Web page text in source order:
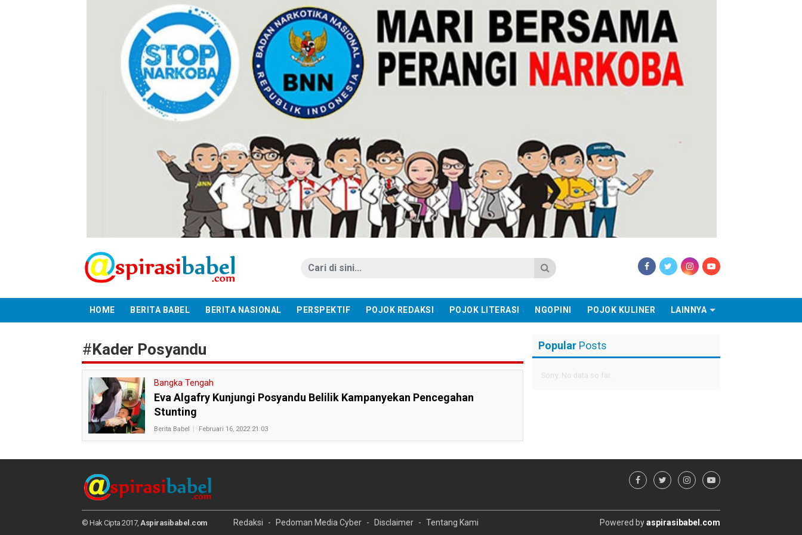
HOME BERITA BABEL BERITA NASIONAL PERSPEKTIF POJOK REDAKSI POJOK LITERASI NGOPINI POJOK KULINER LAINNYA
#Kader Posyandu
Bangka Tengah
Eva Algafry Kunjungi Posyandu Belilik Kampanyekan Pencegahan
Stunting
Berita Babel Februari 16, 2022 21:03
Popular Posts
Sorry. No data so far.
© Hak Cipta 2017, Aspirasibabel.com Redaksi Pedoman Media Cyber Disclaimer Tentang Kami Powered byaspirasibabel.com